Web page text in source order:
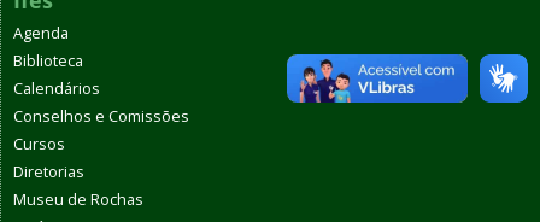
Agenda
Biblioteca
Calendários
Conselhos e Comissões
Cursos
Diretorias
Museu de Rochas